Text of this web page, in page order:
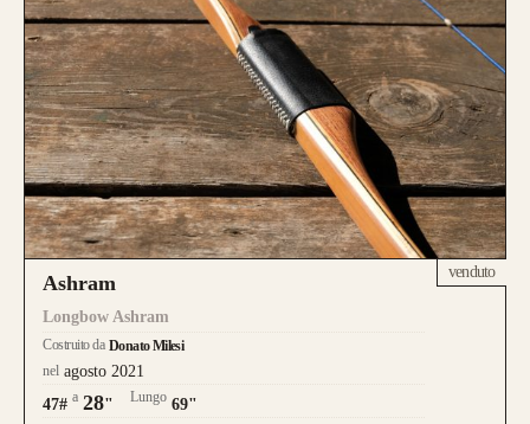
Ashram
Longbow Ashram
Costruito da Donato Milesi
nel agosto 2021
47# a 28" Lungo 69"
venduto